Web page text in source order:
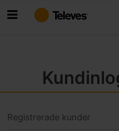
till
Registrerade kunder